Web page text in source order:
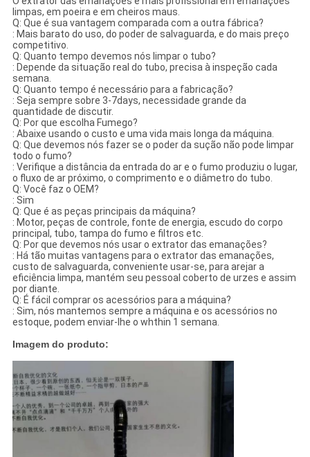
limpas, em poeira e em cheiros maus.
Q: Que é sua vantagem comparada com a outra fábrica?
: Mais barato do uso, do poder de salvaguarda, e do mais preço
competitivo.
Q: Quanto tempo devemos nós limpar o tubo?
: Depende da situação real do tubo, precisa à inspeção cada
semana.
Q: Quanto tempo é necessário para a fabricação?
: Seja sempre sobre 3-7days, necessidade grande da
quantidade de discutir.
Q: Por que escolha Fumego?
: Abaixe usando o custo e uma vida mais longa da máquina.
Q: Que devemos nós fazer se o poder da sução não pode limpar
todo o fumo?
: Verifique a distância da entrada do ar e o fumo produziu o lugar,
o fluxo de ar próximo, o comprimento e o diâmetro do tubo.
Q: Você faz o OEM?
: Sim
Q: Que é as peças principais da máquina?
: Motor, peças de controle, fonte de energia, escudo do corpo
principal, tubo, tampa do fumo e filtros etc.
Q: Por que devemos nós usar o extrator das emanações?
: Há tão muitas vantagens para o extrator das emanações,
custo de salvaguarda, conveniente usar-se, para arejar a
eficiência limpa, mantém seu pessoal coberto de urzes e assim
por diante.
Q: É fácil comprar os acessórios para a máquina?
: Sim, nós mantemos sempre a máquina e os acessórios no
estoque, podem enviar-lhe o whthin 1 semana.
Imagem do produto: